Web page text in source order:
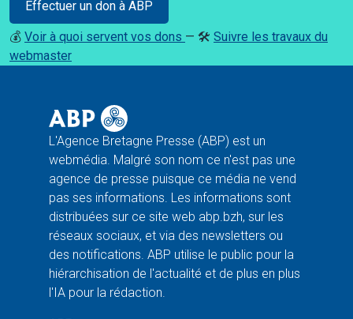
Effectuer un don à ABP
💰 Voir à quoi servent vos dons — 🛠️ Suivre les travaux du
webmaster
L'Agence Bretagne Presse (ABP) est un
webmédia. Malgré son nom ce n'est pas une
agence de presse puisque ce média ne vend
pas ses informations. Les informations sont
distribuées sur ce site web abp.bzh, sur les
réseaux sociaux, et via des newsletters ou
des notifications. ABP utilise le public pour la
hiérarchisation de l'actualité et de plus en plus
l'IA pour la rédaction.